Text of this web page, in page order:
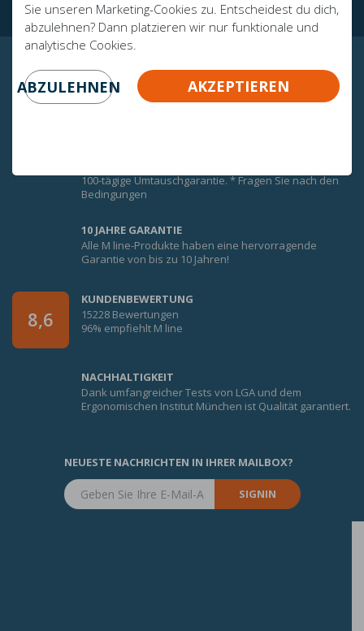
Sie unseren Marketing-Cookies zu. Entscheidest du dich,
abzulehnen? Dann platzieren wir nur funktionale und
analytische Cookies.
ABZULEHNEN AKZEPTIEREN
GARANTIERTE GEWISSHEIT!
100-tägige Umtauschgarantie. * Fragen Sie nach den
Bedingungen
10 JAHRE GARANTIE
Alle M line-Produkte haben eine hervorragende
Garantie von bis zu 10 Jahren!
8,6
KUNDENBEWERTUNG
15228 Bewertungen
96% empfiehlt M line
NACHHALTIGKEIT
Dank umfangreicher Tests von LGA und dem
Ergonomischen Institut München ist Qualität garantiert.
NEUESTE NACHRICHTEN IN IHRER MAILBOX?
SIGNIN